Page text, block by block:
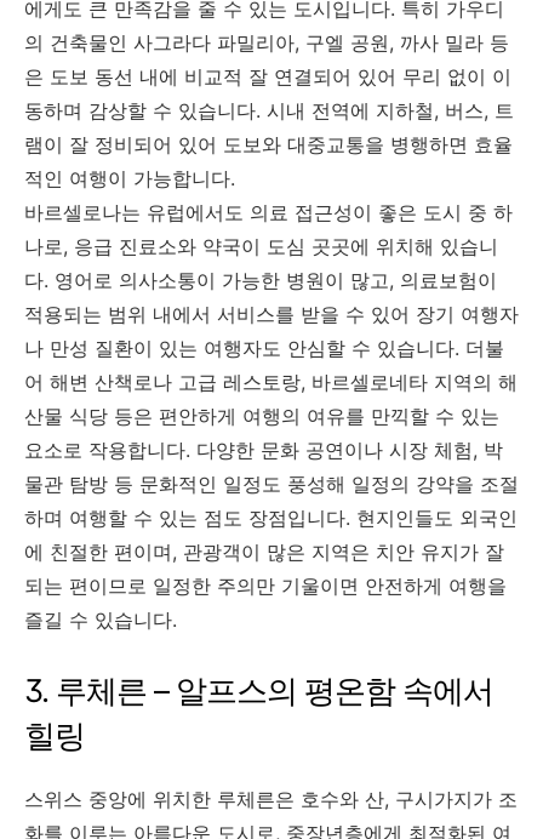
에게도 큰 만족감을 줄 수 있는 도시입니다. 특히 가우디
의 건축물인 사그라다 파밀리아, 구엘 공원, 까사 밀라 등
은 도보 동선 내에 비교적 잘 연결되어 있어 무리 없이 이
동하며 감상할 수 있습니다. 시내 전역에 지하철, 버스, 트
램이 잘 정비되어 있어 도보와 대중교통을 병행하면 효율
적인 여행이 가능합니다.
바르셀로나는 유럽에서도 의료 접근성이 좋은 도시 중 하
나로, 응급 진료소와 약국이 도심 곳곳에 위치해 있습니
다. 영어로 의사소통이 가능한 병원이 많고, 의료보험이
적용되는 범위 내에서 서비스를 받을 수 있어 장기 여행자
나 만성 질환이 있는 여행자도 안심할 수 있습니다. 더불
어 해변 산책로나 고급 레스토랑, 바르셀로네타 지역의 해
산물 식당 등은 편안하게 여행의 여유를 만끽할 수 있는
요소로 작용합니다. 다양한 문화 공연이나 시장 체험, 박
물관 탐방 등 문화적인 일정도 풍성해 일정의 강약을 조절
하며 여행할 수 있는 점도 장점입니다. 현지인들도 외국인
에 친절한 편이며, 관광객이 많은 지역은 치안 유지가 잘
되는 편이므로 일정한 주의만 기울이면 안전하게 여행을
즐길 수 있습니다.
3. 루체른 – 알프스의 평온함 속에서
힐링
스위스 중앙에 위치한 루체른은 호수와 산, 구시가지가 조
화를 이루는 아름다운 도시로, 중장년층에게 최적화된 여